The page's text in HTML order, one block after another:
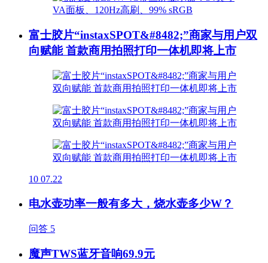
富士胶片“instaxSPOT&#8482;”商家与用户双
向赋能 首款商用拍照打印一体机即将上市
10 07.22
电水壶功率一般有多大，烧水壶多少W？
问答 5
魔声TWS蓝牙音响69.9元